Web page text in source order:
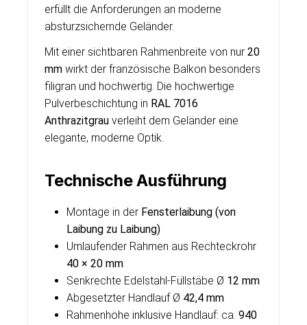
erfüllt die Anforderungen an moderne
absturzsichernde Geländer.
Mit einer sichtbaren Rahmenbreite von nur 20
mm wirkt der französische Balkon besonders
filigran und hochwertig. Die hochwertige
Pulverbeschichtung in RAL 7016
Anthrazitgrau verleiht dem Geländer eine
elegante, moderne Optik.
Technische Ausführung
Montage in der Fensterlaibung (von
Laibung zu Laibung)
Umlaufender Rahmen aus Rechteckrohr
40 × 20 mm
Senkrechte Edelstahl-Füllstäbe Ø 12 mm
Abgesetzter Handlauf Ø 42,4 mm
Rahmenhöhe inklusive Handlauf: ca. 940